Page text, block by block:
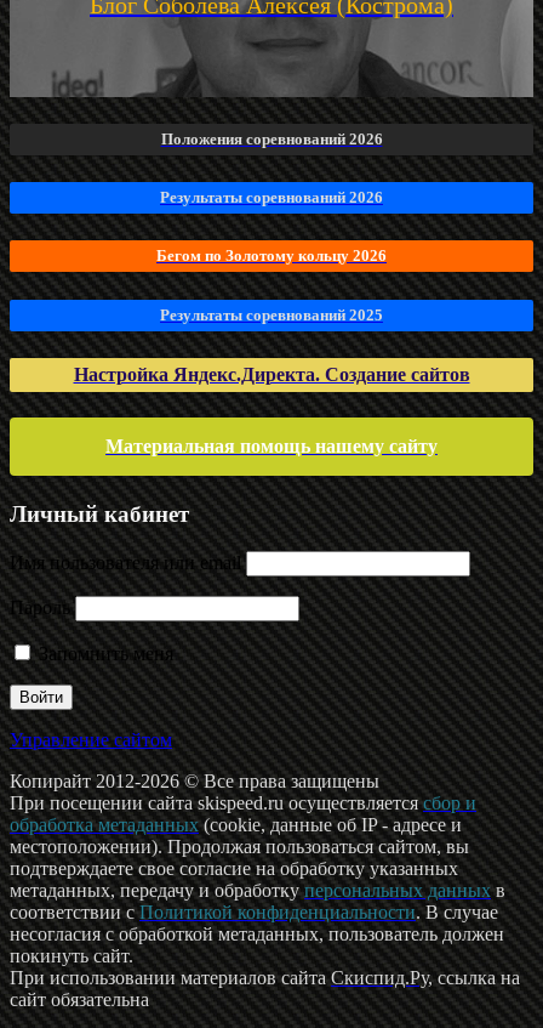
Блог Соболева Алексея (Кострома)
Положения соревнований 2026
Результаты соревнований 2026
Бегом по Золотому кольцу 2026
Результаты соревнований 2025
Настройка Яндекс.Директа. Создание сайтов
Материальная помощь нашему сайту
Личный кабинет
Имя пользователя или email
Пароль
Запомнить меня
Управление сайтом
Копирайт 2012-2026 © Все права защищены
При посещении сайта skispeed.ru осуществляетсясбор и
обработка метаданных(cookie, данные об IP - адресе и
местоположении). Продолжая пользоваться сайтом, вы
подтверждаете свое согласие на обработку указанных
метаданных, передачу и обработкуперсональных данныхв
соответствии сПолитикой конфиденциальности. В случае
несогласия с обработкой метаданных, пользователь должен
покинуть сайт.
При использовании материалов сайтаСкиспид.Ру, ссылка на
сайт обязательна